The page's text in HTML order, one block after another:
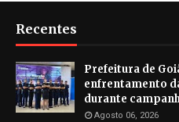
Recentes
Prefeitura de
enfrentamento
durante
Agosto 06, 2026